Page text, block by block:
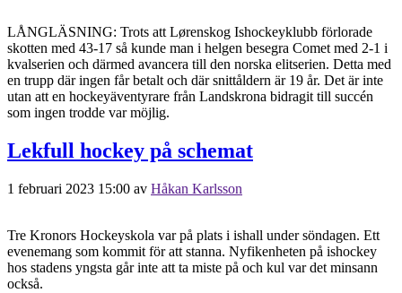
LÅNGLÄSNING: Trots att Lørenskog Ishockeyklubb förlorade
skotten med 43-17 så kunde man i helgen besegra Comet med 2-1 i
kvalserien och därmed avancera till den norska elitserien. Detta med
en trupp där ingen får betalt och där snittåldern är 19 år. Det är inte
utan att en hockeyäventyrare från Landskrona bidragit till succén
som ingen trodde var möjlig.
Lekfull hockey på schemat
1 februari 2023 15:00 av Håkan Karlsson
Tre Kronors Hockeyskola var på plats i ishall under söndagen. Ett
evenemang som kommit för att stanna. Nyfikenheten på ishockey
hos stadens yngsta går inte att ta miste på och kul var det minsann
också.